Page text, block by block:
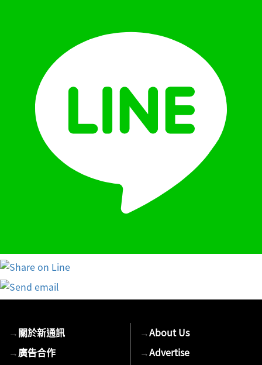
→關於新通訊
→廣告合作
→About Us
→Advertise